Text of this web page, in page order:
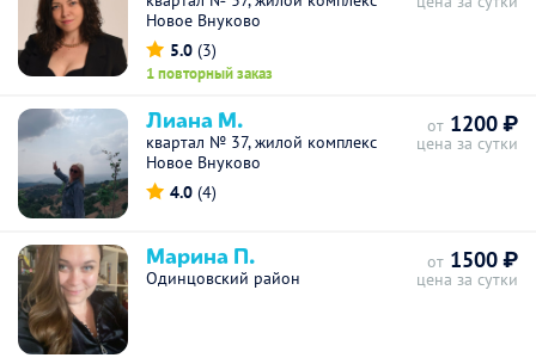
Новое Внуково
5.0 (3)
1 повторный заказ
Лиана М.
квартал № 37, жилой комплекс
Новое Внуково
4.0 (4)
от 1200 ₽
цена за сутки
Марина П.
Одинцовский район
от 1500 ₽
цена за сутки